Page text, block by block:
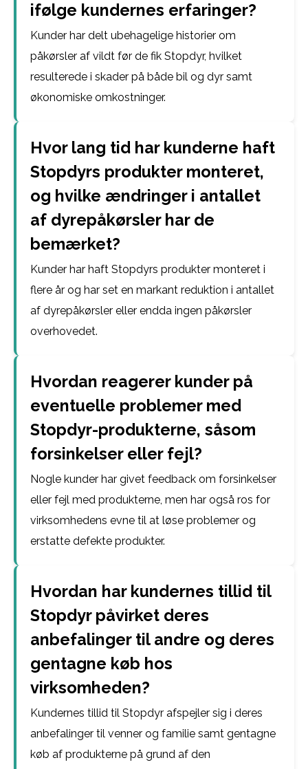
ifølge kundernes erfaringer?
Kunder har delt ubehagelige historier om
påkørsler af vildt før de fik Stopdyr, hvilket
resulterede i skader på både bil og dyr samt
økonomiske omkostninger.
Hvor lang tid har kunderne haft
Stopdyrs produkter monteret,
og hvilke ændringer i antallet
af dyrepåkørsler har de
bemærket?
Kunder har haft Stopdyrs produkter monteret i
flere år og har set en markant reduktion i antallet
af dyrepåkørsler eller endda ingen påkørsler
overhovedet.
Hvordan reagerer kunder på
eventuelle problemer med
Stopdyr-produkterne, såsom
forsinkelser eller fejl?
Nogle kunder har givet feedback om forsinkelser
eller fejl med produkterne, men har også ros for
virksomhedens evne til at løse problemer og
erstatte defekte produkter.
Hvordan har kundernes tillid til
Stopdyr påvirket deres
anbefalinger til andre og deres
gentagne køb hos
virksomheden?
Kundernes tillid til Stopdyr afspejler sig i deres
anbefalinger til venner og familie samt gentagne
køb af produkterne på grund af den